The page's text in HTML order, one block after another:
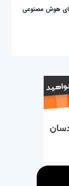
هوش مصنوعی